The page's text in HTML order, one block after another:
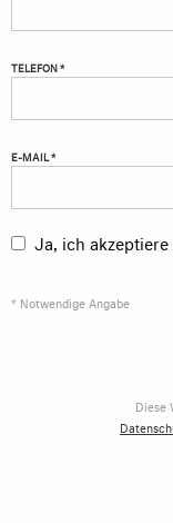
TELEFON *
E-MAIL *
Ja, ich
* Notwendige Angabe
Diese